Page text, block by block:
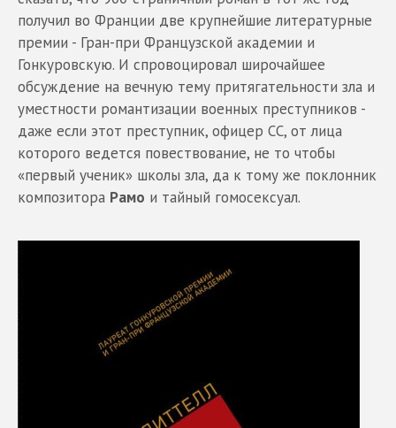
получил во Франции две крупнейшие литературные
премии - Гран-при Французской академии и
Гонкуровскую. И спровоцировал широчайшее
обсуждение на вечную тему притягательности зла и
уместности романтизации военных преступников -
даже если этот преступник, офицер СС, от лица
которого ведется повествование, не то чтобы
«первый ученик» школы зла, да к тому же поклонник
композитора Рамо и тайный гомосексуал.